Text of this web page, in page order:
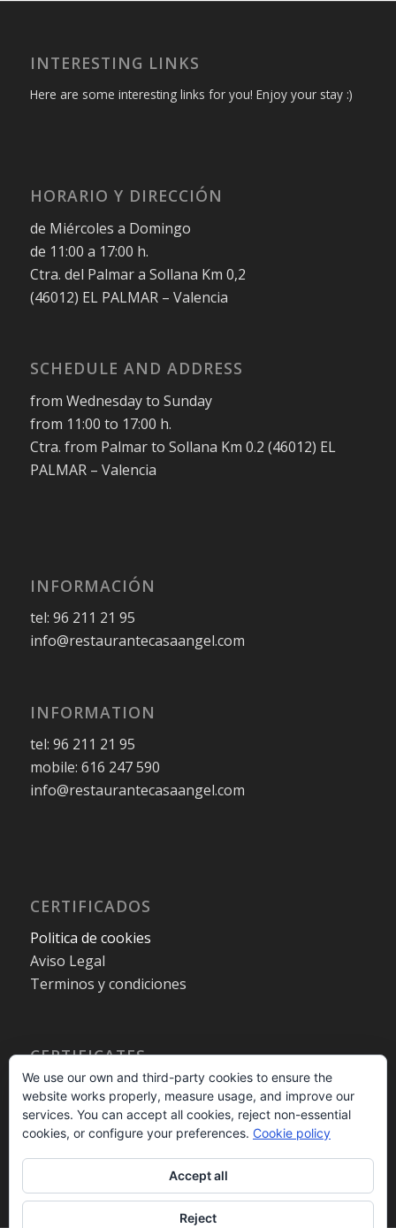
INTERESTING LINKS
Here are some interesting links for you! Enjoy your stay :)
HORARIO Y DIRECCIÓN
de Miércoles a Domingo
de 11:00 a 17:00 h.
Ctra. del Palmar a Sollana Km 0,2
(46012) EL PALMAR – Valencia
SCHEDULE AND ADDRESS
from Wednesday to Sunday
from 11:00 to 17:00 h.
Ctra. from Palmar to Sollana Km 0.2 (46012) EL
PALMAR – Valencia
INFORMACIÓN
tel: 96 211 21 95
info@restaurantecasaangel.com
INFORMATION
tel: 96 211 21 95
mobile: 616 247 590
info@restaurantecasaangel.com
CERTIFICADOS
Politica de cookies
Aviso Legal
Terminos y condiciones
CERTIFICATES
Cookies policy
Legal warning
Terms and Conditions
We use our own and third-party cookies to ensure the
website works properly, measure usage, and improve our
services. You can accept all cookies, reject non-essential
cookies, or configure your preferences. Cookie policy
Accept all
Reject